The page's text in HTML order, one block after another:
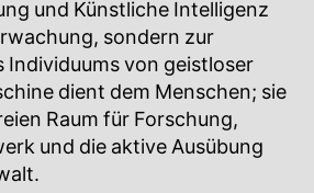
und Künstliche Intelligenz
sondern zur
Individuums von geistloser
dient dem Menschen; sie
Raum für Forschung,
und die aktive Ausübung